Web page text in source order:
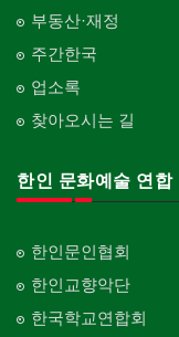
부동산·재정
주간한국
업소록
찾아오시는 길
한인 문화예술 연합
한인문인협회
한인교향악단
한국학교연합회